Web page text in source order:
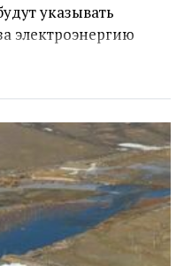
указывать
электроэнергию